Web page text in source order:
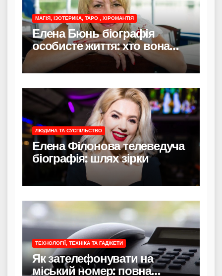
МАГІЯ, ІЗОТЕРИКА, ТАРО , ХІРОМАНТІЯ
Елена Бюнь біографія
особисте життя: хто вона
насправді
ЛЮДИНА ТА СУСПІЛЬСТВО
Елена Філонова телеведуча
біографія: шлях зірки
ТЕХНОЛОГІЇ, ТЕХНІКА ТА ГАДЖЕТИ
Як зателефонувати на
міський номер: повна